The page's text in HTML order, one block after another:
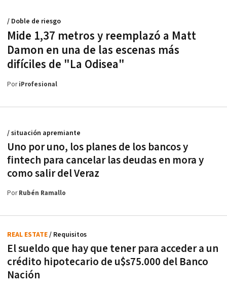
Mide 1,37 metros y reemplazó a Matt
Damon en una de las escenas más
difíciles de "La Odisea"
/ Doble de riesgo
PoriProfesional
Uno por uno, los planes de los bancos y
fintech para cancelar las deudas en mora y
como salir del Veraz
/ situación apremiante
PorRubén Ramallo
El sueldo que hay que tener para acceder a un
crédito hipotecario de u$s75.000 del Banco
Nación
REAL ESTATE/ Requisitos